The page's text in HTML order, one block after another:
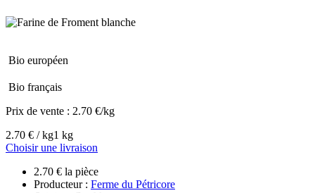
Bio européen
Bio français
Prix de vente : 2.70 €/kg
2.70 € / kg1 kg
Choisir une livraison
2.70 € la pièce
Producteur : Ferme du Pétricore